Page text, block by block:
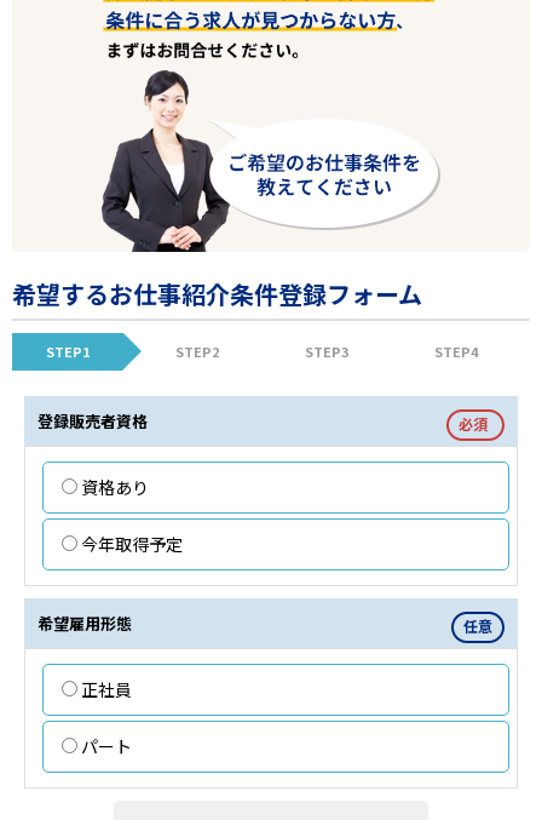
希望するお仕事紹介条件登録フォーム
STEP1 STEP2 STEP3 STEP4
登録販売者資格 必須
資格あり
今年取得予定
希望雇用形態 任意
正社員
パート